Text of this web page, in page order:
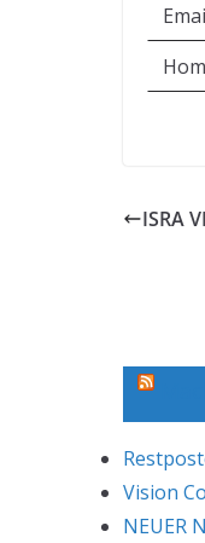
ISRA
Vision
NEUER